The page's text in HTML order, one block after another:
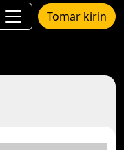
Tomar kirin